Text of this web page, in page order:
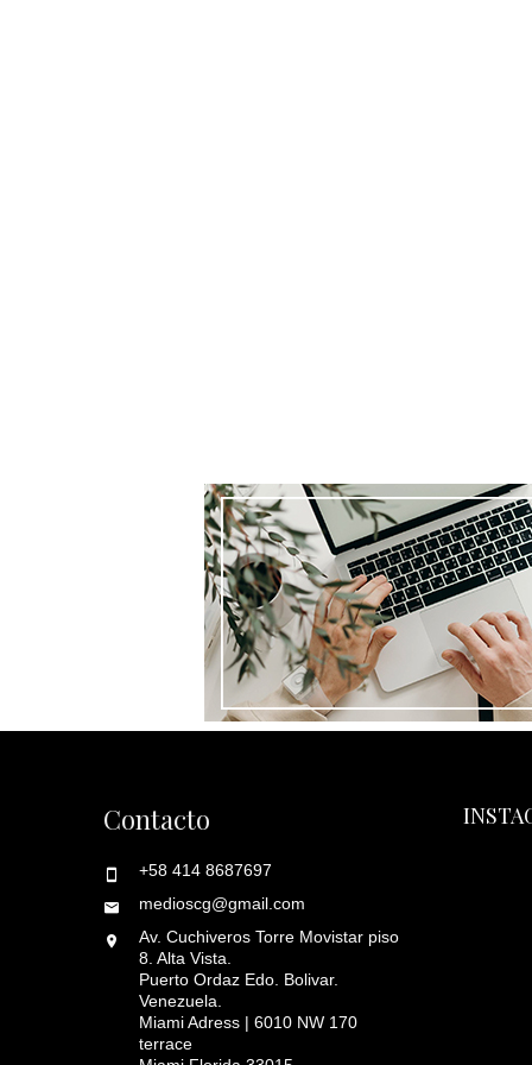
Contacto
+58 414 8687697
medioscg@gmail.com
Av. Cuchiveros Torre Movistar piso
8. Alta Vista.
Puerto Ordaz Edo. Bolivar.
Venezuela.
Miami Adress | 6010 NW 170
terrace